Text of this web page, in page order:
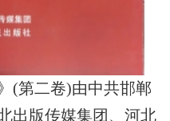
(第二卷)由中共邯郸
出版传媒集团、河北